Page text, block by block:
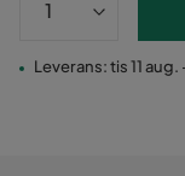
Leverans: tis 11 aug.